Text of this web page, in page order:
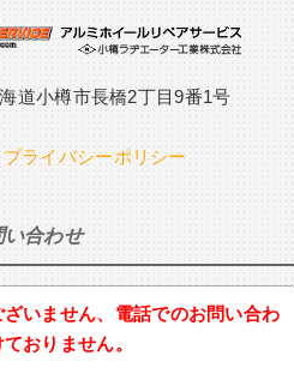
道小樽市長橋2丁目9番1号
プライバシーポリシー
い合わせ
いません、電話でのお問い合わ
おりません。